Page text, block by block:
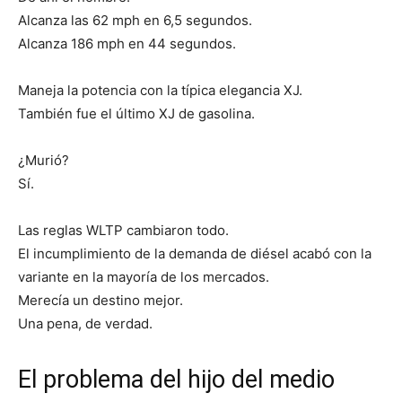
Alcanza las 62 mph en 6,5 segundos.
Alcanza 186 mph en 44 segundos.
Maneja la potencia con la típica elegancia XJ.
También fue el último XJ de gasolina.
¿Murió?
Sí.
Las reglas WLTP cambiaron todo.
El incumplimiento de la demanda de diésel acabó con la
variante en la mayoría de los mercados.
Merecía un destino mejor.
Una pena, de verdad.
El problema del hijo del medio